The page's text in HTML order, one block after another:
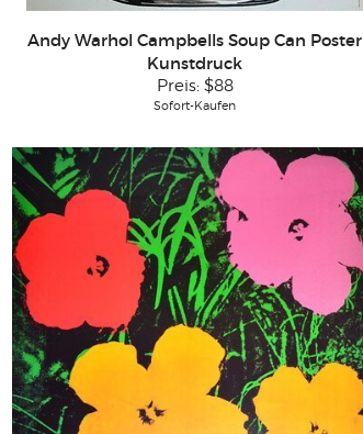
Andy Warhol Campbells Soup Can Poster
Kunstdruck
Preis: $88
Sofort-Kaufen